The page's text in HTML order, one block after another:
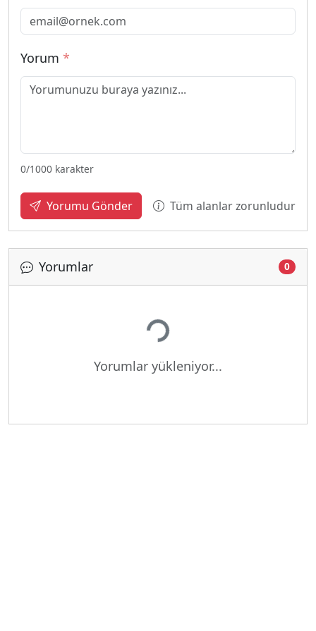
Yorum *
0/1000 karakter
Yorumu Gönder Tüm alanlar zorunludur
Yorumlar 0
Yükleniyor...
Yorumlar yükleniyor...